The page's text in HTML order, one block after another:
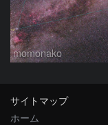
momonako
サイトマップ
ホーム